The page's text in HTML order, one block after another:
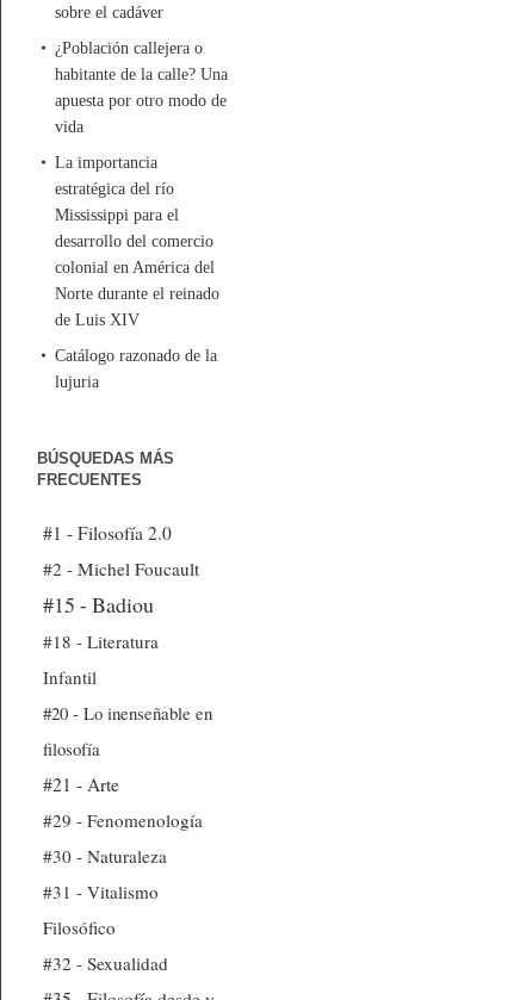
sobre el cadáver
¿Población callejera o
habitante de la calle? Una
apuesta por otro modo de
vida
La importancia
estratégica del río
Mississippi para el
desarrollo del comercio
colonial en América del
Norte durante el reinado
de Luis XIV
Catálogo razonado de la
lujuria
BÚSQUEDAS MÁS
FRECUENTES
#1 - Filosofía 2.0
#2 - Michel Foucault
#15 - Badiou
#18 - Literatura
Infantil
#20 - Lo inenseñable en
filosofía
#21 - Arte
#29 - Fenomenología
#30 - Naturaleza
#31 - Vitalismo
Filosófico
#32 - Sexualidad